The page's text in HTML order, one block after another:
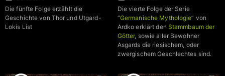
Die fünfte Folge erzählt die
Geschichte von Thor und Utgard-
Lokis List
Die vierte Folge der Serie
“Germanische Mythologie” von
Ardko erklärt den Stammbaum der
Götter, sowie aller Bewohner
Asgards die riesischem, oder
zwergischem Geschlechtes sind.